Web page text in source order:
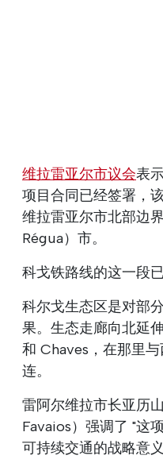
维拉雷亚尔市议会表
项目合同已经签署，
维拉雷亚尔市北部边
Régua）市。
科戈铁路线的这一段
科尔戈生态区是对部
果。生态走廊向北延
和 Chaves，在那里
连。
雷阿尔维拉市长亚历
Favaios）强调了 "这
可持续交通的战略意义